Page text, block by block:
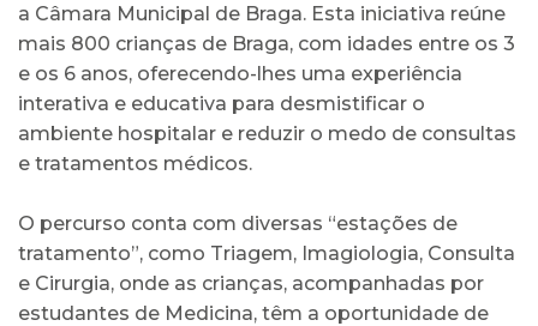
a Câmara Municipal de Braga. Esta iniciativa reúne
mais 800 crianças de Braga, com idades entre os 3
e os 6 anos, oferecendo-lhes uma experiência
interativa e educativa para desmistificar o
ambiente hospitalar e reduzir o medo de consultas
e tratamentos médicos.
O percurso conta com diversas “estações de
tratamento”, como Triagem, Imagiologia, Consulta
e Cirurgia, onde as crianças, acompanhadas por
estudantes de Medicina, têm a oportunidade de